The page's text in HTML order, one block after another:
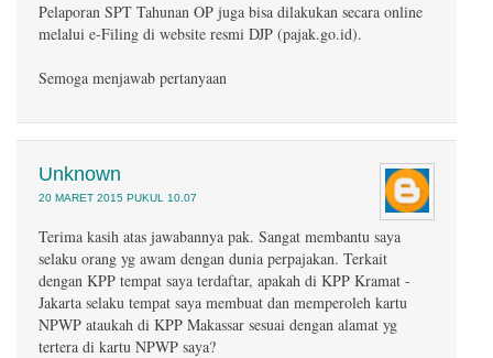
Pelaporan SPT Tahunan OP juga bisa dilakukan secara online
melalui e-Filing di website resmi DJP (pajak.go.id).
Semoga menjawab pertanyaan
Unknown
20 MARET 2015 PUKUL 10.07
Terima kasih atas jawabannya pak. Sangat membantu saya
selaku orang yg awam dengan dunia perpajakan. Terkait
dengan KPP tempat saya terdaftar, apakah di KPP Kramat -
Jakarta selaku tempat saya membuat dan memperoleh kartu
NPWP ataukah di KPP Makassar sesuai dengan alamat yg
tertera di kartu NPWP saya?